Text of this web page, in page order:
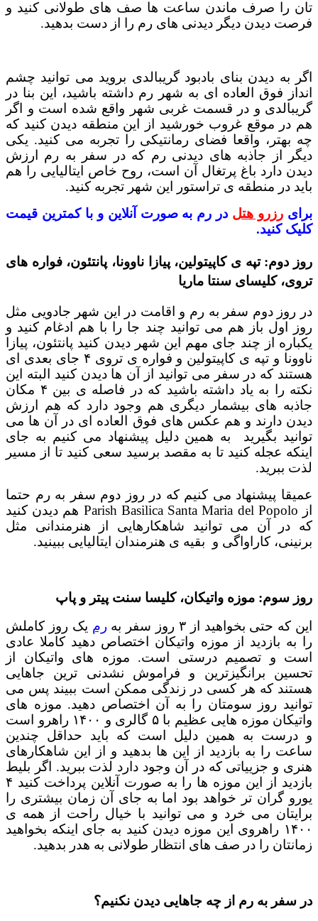
تان را صرف ماندن ساعت ها صف های طولانی کنید و
فرصت دیدن دیگر دیدنی های رم را از دست بدهید.
اگر به دیدن بنای بادبود گریبالدی بروید می توانید چشم
انداز فوق العاده ای به شهر رم داشته باشید، این بنا در
گریبالدی و در قسمت غربی شهر واقع شده است و اگر
هم در موقع غروب خورشید از این منطقه دیدن کنید که
چه بهتر، واقعا فضای رمانتیکی را تجربه می کنید. یکی
دیگر از جاذبه های دیدنی رم که در سفر به رم ارزش
دیدن دارد باغ پرتغال آن است، روح خاص ایتالیایی را هم
باید در منطقه ی تراستور این شهر تجربه کنید.
برای رزرو هتل در رم به صورت آنلاین و با کمترین قیمت
کلیک کنید.
روز دوم: تپه ی کاپیتولین، پیازا ناوونا، پانتئون، فواره های
تروی، کلیسای سنتا ماریا
در روز دوم سفر به رم و اقامت در این شهر جادویی مثل
روز اول باز هم می توانید چند جا را با هم ادغام کنید و
یکباره از چند جای مهم این شهر دیدن کنید پانتئون، پیازا
ناوونا و تپه ی کاپیتولین و فواره ی تروی ۴ جای بعدی ای
هستند که در سفر می توانید از آن ها دیدن کنید البته این
نکته را به یاد داشته باشید که در فاصله ی بین ۴ مکان
جاذبه های بیشمار دیگری هم وجود دارد که هم ارزش
دیدن دارند و هم عکس های فوق العاده ای در آن ها می
توانید بگیرید به همین دلیل پیشنهاد می کنیم به جای
اینکه عجله کنید تا به مقصد برسید سعی کنید تا از مسیر
لذت ببرید.
عمیقا پیشنهاد می کنیم که در روز دوم سفر به رم حتما
از Parish Basilica Santa Maria del Popolo هم دیدن کنید
که در آن می توانید شاهکارهایی از هنرمندانی مثل
برنینی، کاراواگی و بقیه ی هنرمندان ایتالیایی ببینید.
روز سوم: موزه واتیکان، کلیسا سنت پیتر و پاپ
این که حتی بخواهید از ۳ روز سفر به
رم یک روز کاملش
را به بازدید از موزه واتیکان اختصاص دهید کاملا عادی
است و تصمیم درستی است. موزه های واتیکان از
تحسین برانگیزترین و فراموش نشدنی ترین جاهایی
هستند که هر کسی در زندگی ممکن است ببیند پس می
توانید روز سومتان را به آن اختصاص دهید. موزه های
واتیکان موزه هایی عظیم با ۵ گالری و ۱۴۰۰ راهرو است
و درست به همین دلیل است که باید حداقل چندین
ساعت را به بازدید از این ها بدهید و از این شاهکارهای
هنری و جزییاتی که در آن وجود دارد لذت ببرید. اگر بلیط
بازدید از این موزه ها را به صورت آنلاین پرداخت کنید ۴
یورو گران تر خواهد بود اما به جای آن زمان بیشتری را
برایتان می خرد و می توانید با خیال راحت از همه ی
۱۴۰۰ راهروی این موزه دیدن کنید به جای اینکه بخواهید
زمانتان را در صف های انتظار طولانی به هدر بدهید.
در سفر به رم از چه جاهایی دیدن نکنیم؟